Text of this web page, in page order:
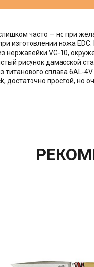
часто — но при
изготовлении ножа
нержавейки VG-10,
рисунок дамасской
сплава 6AL-
простой, но